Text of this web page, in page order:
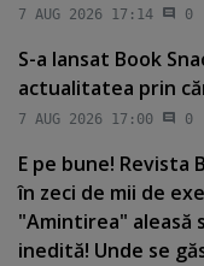
7 AUG 2026 17:14 0
S-a lansat Book
actualitatea prin
7 AUG 2026 17:00 0
E pe bune! Revista
în zeci de mii de
"Amintirea" aleasă
inedită! Unde se